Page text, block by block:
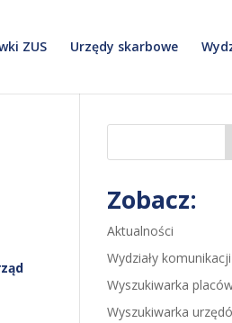
ZUS Urzędy skarbowe
Zobacz:
Aktualności
Wydziały komunikacji
Wyszukiwarka
Wyszukiwarka